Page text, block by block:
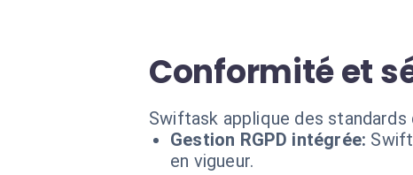
Conformité et
Swiftask applique des
Gestion RGPD intégrée:
en vigueur.